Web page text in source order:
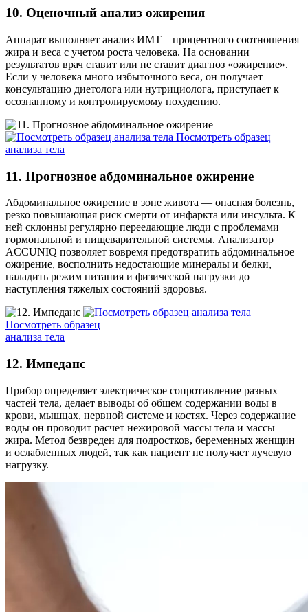
10. Оценочный анализ ожирения
Аппарат выполняет анализ ИМТ – процентного соотношения
жира и веса с учетом роста человека. На основании
результатов врач ставит или не ставит диагноз «ожирение».
Если у человека много избыточного веса, он получает
консультацию диетолога или нутрициолога, приступает к
осознанному и контролируемому похудению.
Посмотреть образец
анализа тела
11. Прогнозное абдоминальное ожирение
Абдоминальное ожирение в зоне живота — опасная болезнь,
резко повышающая риск смерти от инфаркта или инсульта. К
ней склонны регулярно переедающие люди с проблемами
гормональной и пищеварительной системы. Анализатор
ACCUNIQ позволяет вовремя предотвратить абдоминальное
ожирение, восполнить недостающие минералы и белки,
наладить режим питания и физической нагрузки до
наступления тяжелых состояний здоровья.
Посмотреть образец
анализа тела
12. Импеданс
Прибор определяет электрическое сопротивление разных
частей тела, делает выводы об общем содержании воды в
крови, мышцах, нервной системе и костях. Через содержание
воды он проводит расчет нежировой массы тела и массы
жира. Метод безвреден для подростков, беременных женщин
и ослабленных людей, так как пациент не получает лучевую
нагрузку.